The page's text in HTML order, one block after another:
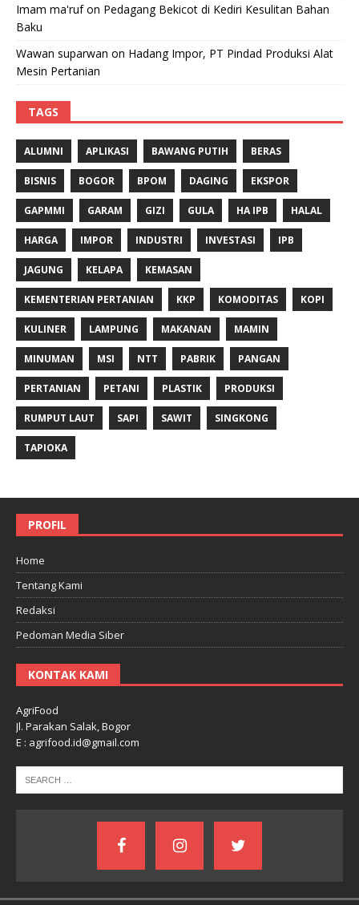
Imam ma'rufon Pedagang Bekicot di Kediri Kesulitan Bahan
Baku
Wawan suparwan on Hadang Impor, PT Pindad Produksi Alat
Mesin Pertanian
TAGS
ALUMNI APLIKASI BAWANG PUTIH BERAS
BISNIS BOGOR BPOM DAGING EKSPOR
GAPMMI GARAM GIZI GULA HA IPB HALAL
HARGA IMPOR INDUSTRI INVESTASI IPB
JAGUNG KELAPA KEMASAN
KEMENTERIAN PERTANIAN KKP KOMODITAS KOPI
KULINER LAMPUNG MAKANAN MAMIN
MINUMAN MSI NTT PABRIK PANGAN
PERTANIAN PETANI PLASTIK PRODUKSI
RUMPUT LAUT SAPI SAWIT SINGKONG
TAPIOKA
PROFIL
Home
Tentang Kami
Redaksi
Pedoman Media Siber
KONTAK KAMI
AgriFood
Jl. Parakan Salak, Bogor
E : agrifood.id@gmail.com